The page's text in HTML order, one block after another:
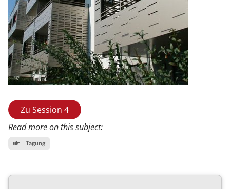
Zu Session 4
Read more on this subject:
Tagung